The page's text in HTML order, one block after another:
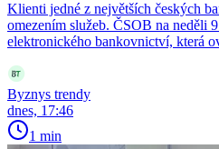
Klienti jedné z největších českých
omezením služeb. ČSOB na neděli
elektronického bankovnictví, která
Byznys trendy
dnes, 17:46
1 min